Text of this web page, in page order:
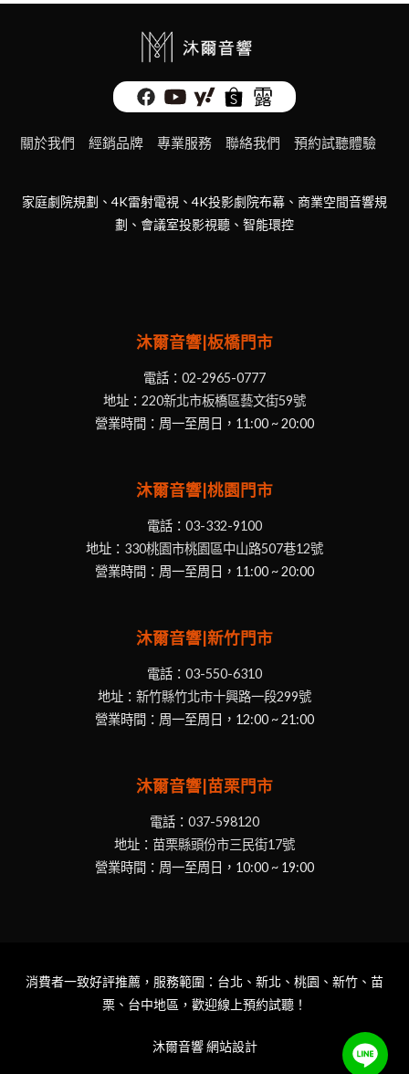
關於我們 經銷品牌 專業服務 聯絡我們 預約試聽體驗
家庭劇院規劃、4K雷射電視、4K投影劇院布幕、商業空間音響規
劃、會議室投影視聽、智能環控
沐爾音響|板橋門市
電話： 02-2965-0777
地址： 220新北市板橋區藝文街59號
營業時間：周一至周日，11:00 ~ 20:00
沐爾音響|桃園門市
電話： 03-332-9100
地址： 330桃園市桃園區中山路507巷12號
營業時間：周一至周日，11:00 ~ 20:00
沐爾音響|新竹門市
電話： 03-550-6310
地址： 新竹縣竹北市十興路一段299號
營業時間：周一至周日，12:00 ~ 21:00
沐爾音響|苗栗門市
電話： 037-598120
地址： 苗栗縣頭份市三民街17號
營業時間：周一至周日，10:00 ~ 19:00
消費者一致好評推薦，服務範圍：台北、新北、桃園、新竹、苗
栗、台中地區，歡迎線上預約試聽！
沐爾音響 網站設計